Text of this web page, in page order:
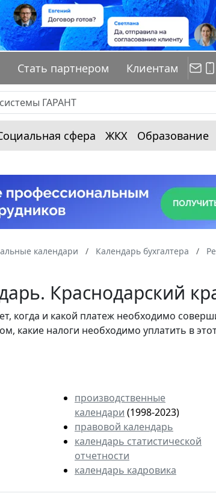
Стать партнером Клиентам
сфера ЖКХ Образование
календари Календарь бухгалтера
Краснодарский
когда и какой платеж необходимо
какие налоги необходимо уплатить в
производственные
календари (1998-2023)
правовой календарь
календарь статистической
отчетности
календарь кадровика